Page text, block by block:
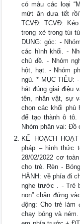
có màu các loại
mứt ăn dưa tết
TCVĐ: TCVĐ:
trong xẻ trong túi
DUNG: góc: -
các hình khối. -
chủ đề. - Nhóm
hột, hạt. - Nhóm
ngủ. * MỤC TIÊU:
hát đúng giai điệu
tên, nhân vật, sự
chọn các khối phù
để tạo thành ô
Nhóm phân vai: Đồ
KẾ HOẠCH
pháp – hình thức
28/02/2022 cơ
cho trẻ. Rèn -
HÀNH: về phía đi
nghe trước . - Trẻ
non” chân đứng
động: Cho trẻ làm
chạy bóng và